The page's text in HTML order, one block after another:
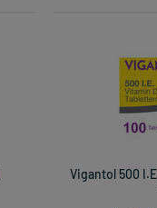
Vigantol 500